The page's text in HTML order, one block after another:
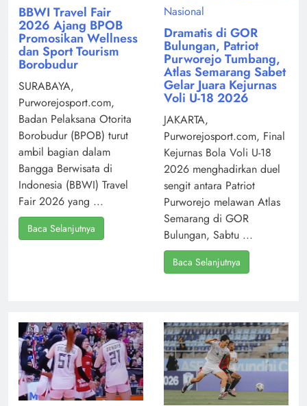
BBWI Travel Fair
2026 Ajang BPOB
Promosikan Wellness
dan Sport Tourism
Borobudur
SURABAYA,
Purworejosport.com,
Badan Pelaksana Otorita
Borobudur (BPOB) turut
ambil bagian dalam
Bangga Berwisata di
Indonesia (BBWI) Travel
Fair 2026 yang ...
Baca Selanjutnya
Nasional
Dramatis di GOR
Bulungan, Patriot
Purworejo Tumbang,
Atlas Semarang Sabet
Gelar Juara Kejurnas
Voli U-18 2026
JAKARTA,
Purworejosport.com, Final
Kejurnas Bola Voli U-18
2026 menghadirkan duel
sengit antara Patriot
Purworejo melawan Atlas
Semarang di GOR
Bulungan, Sabtu ...
Baca Selanjutnya